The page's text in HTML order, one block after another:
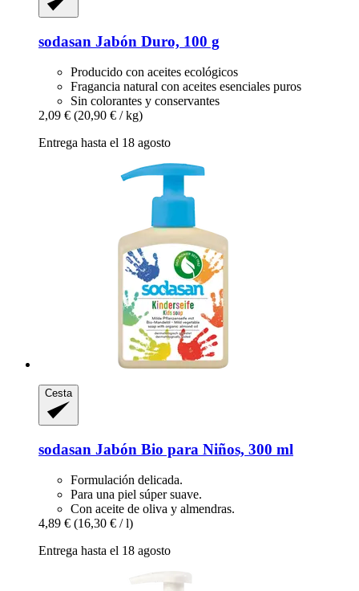
sodasan Jabón Duro, 100 g
Producido con aceites ecológicos
Fragancia natural con aceites esenciales puros
Sin colorantes y conservantes
2,09 € (20,90 € / kg)
Entrega hasta el 18 agosto
Cesta
sodasan Jabón Bio para Niños, 300 ml
Formulación delicada.
Para una piel súper suave.
Con aceite de oliva y almendras.
4,89 € (16,30 € / l)
Entrega hasta el 18 agosto